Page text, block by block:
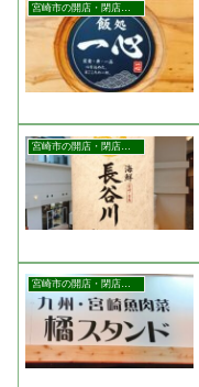
宮崎市の開店・閉店まとめ
宮崎市の開店・閉店まとめ